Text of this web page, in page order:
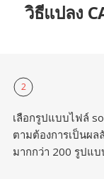
วิธีแปลง
2
เลือกรูปแบบไฟล์
ตามต้องการเป็นผ
มากกว่า 200 รูปแบ